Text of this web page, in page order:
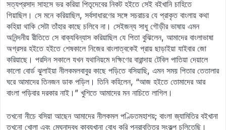
সত্যপ্রসাদ সাহসে ভর করিয়া পিতৃদেবের নিকট হইতে সেই বইখানি চাহিতে
গিয়াছিল। সে মনে করিয়াছিল, সর্বসাধারণের সঙ্গে সচরাচর যে প্রাকৃত বাংলায় কথা
কহিয়া থাকি সেটা তাঁহার কাছে চলিবে না। সেইজন্য সাধু গৌড়ীর ভাষায় এমন
অনিন্দনীয় রীতিতে সে বাক্যবিন্যাস করিয়াছিল যে পিতা বুঝিলেন, আমাদের বাংলাভাষা
অগ্রসর হইতে হইতে শেষকালে নিজের বাংলাত্বকেই প্রায় ছাড়াইয়া যাইবার জো
করিয়াছে। পরদিন সকালে যখন যথানিয়মে দক্ষিণের বারান্দায় টেবিল পাতিয়া দেয়ালে
কালো বোর্ড ঝুলাইয়া নীলকমলবাবুর কাছে পড়িতে বসিয়াছি, এমন সময় পিতার তেতালার
ঘরে আমাদের তিনজন ডাক পড়িল। তিনি কহিলেন, “আজ হইতে তোমাদের আর
বাংলা পড়িবার দরকার নাই।” খুশিতে আমাদের মন নাচিতে লাগিল।
তখনো নীচে বসিয়া আছেন আমাদের নীলকমল পণ্ডিতমহাশয়; বাংলা জ্যামিতির বইখানা
তখনো খোলা এবং মেঘনাদবধ কাব্যখানা বোধ করি পুনরাবৃত্তির সংকল্প চলিতেছি।